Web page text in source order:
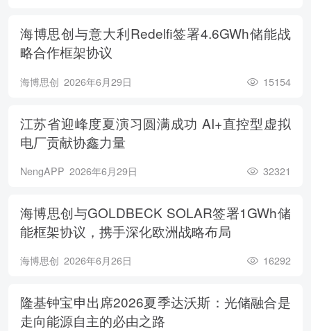
海博思创与意大利Redelfi签署4.6GWh储能战
略合作框架协议
海博思创 2026年6月29日 15154
江苏省迎峰度夏演习圆满成功 AI+直控型虚拟
电厂贡献协鑫力量
NengAPP 2026年6月29日 32321
海博思创与GOLDBECK SOLAR签署1GWh储
能框架协议，携手深化欧洲战略布局
海博思创 2026年6月26日 16292
隆基钟宝申出席2026夏季达沃斯：光储融合是
走向能源自主的必由之路